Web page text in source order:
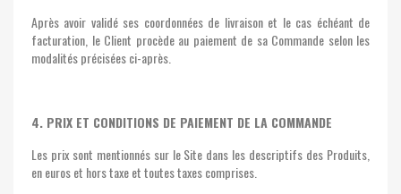
Après avoir validé ses coordonnées de livraison et le cas échéant de
facturation, le Client procède au paiement de sa Commande selon les
modalités précisées ci-après.
4. PRIX ET CONDITIONS DE PAIEMENT DE LA COMMANDE
Les prix sont mentionnés sur le Site dans les descriptifs des Produits,
en euros et hors taxe et toutes taxes comprises.